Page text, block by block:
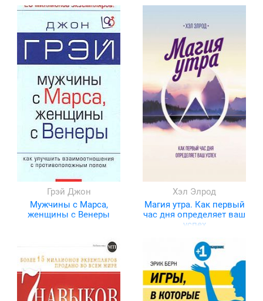
Грэй Джон
Мужчины с Марса,
женщины с Венеры
Хэл Элрод
Магия утра. Как первый
час дня определяет ваш
успех